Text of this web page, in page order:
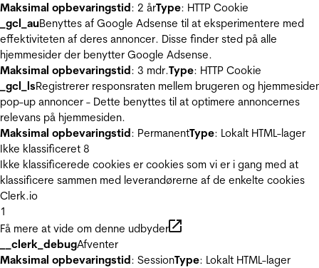
Maksimal opbevaringstid: 2 årType: HTTP Cookie
_gcl_auBenyttes af Google Adsense til at eksperimentere med
effektiviteten af deres annoncer. Disse finder sted på alle
hjemmesider der benytter Google Adsense.
Maksimal opbevaringstid: 3 mdr.Type: HTTP Cookie
_gcl_lsRegistrerer responsraten mellem brugeren og
pop-up annoncer - Dette benyttes til at optimere annoncernes
relevans på hjemmesiden.
Maksimal opbevaringstid: PermanentType: Lokalt HTML-lager
Ikke klassificeret 8
Ikke klassificerede cookies er cookies som vi er i gang med at
klassificere sammen med leverandørerne af de enkelte cookies
Clerk.io
1
Få mere at vide om denne udbyder
__clerk_debugAfventer
Maksimal opbevaringstid: SessionType: Lokalt HTML-lager